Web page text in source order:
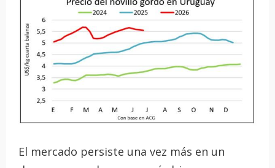
El mercado persiste una vez más en un